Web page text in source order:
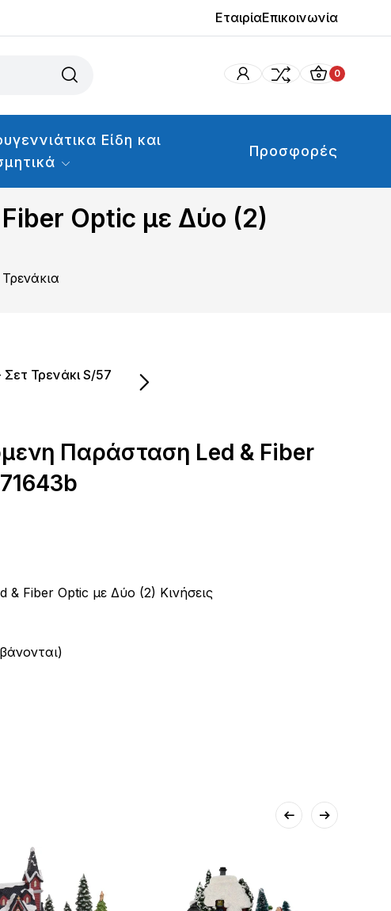
ΕταιρίαΕπικοινωνία
0
Είδη και
Προσφορές
Optic με Δύο (2)
Τρενάκι S/57
Παράσταση Led & Fiber
& Fiber Optic με Δύο (2) Κινήσεις